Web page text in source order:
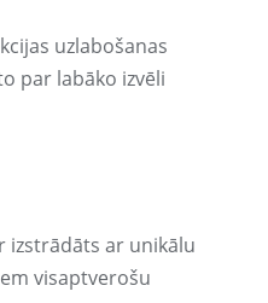
uzlabošanas
par labāko izvēli
izstrādāts ar unikālu
visaptverošu